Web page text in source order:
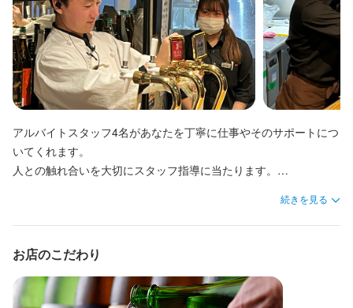
アルバイトスタッフ4名があなたを丁寧に仕事やそのサポートにつ
いてくれます。
人との触れ合いを大切にスタッフ指導に当たります。
続きを見る
お店のこだわり
最終更新日2025/09/18
少しでも興味をお持ちでしたら、ぜひお気軽にご応募ください。
一度、カジュアルにお話しましょう。ご応募を心よりお待ちして
おります。
店名
和ダイニング つむぎ
神奈川県横浜市中区常盤町3-35-2
連絡先
045-264-8528